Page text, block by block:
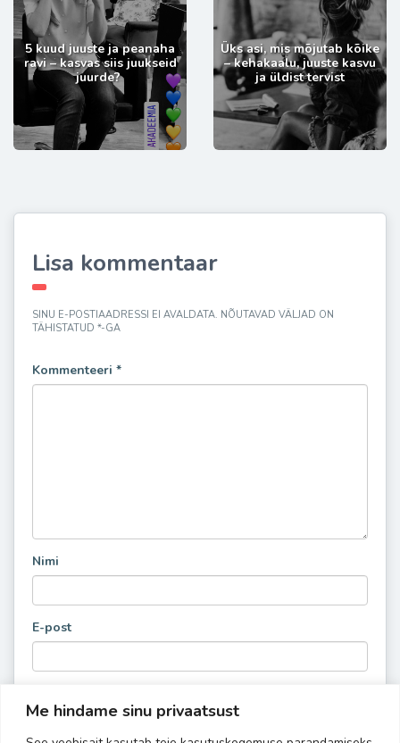
Me hindame sinu privaatsust
5 kuud juuste ja peanaha
ravi – kasvas siis juukseid
juurde?
Üks asi, mis mõjutab kõike
– kehakaalu, juuste kasvu
ja üldist tervist
Lisa kommentaar
SINU E-POSTIAADRESSI EI AVALDATA. NÕUTAVAD VÄLJAD ON
TÄHISTATUD *-GA
Kommenteeri *
Nimi
E-post